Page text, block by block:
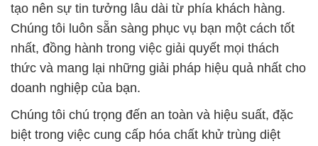
tạo nên sự tin tưởng lâu dài từ phía khách hàng.
Chúng tôi luôn sẵn sàng phục vụ bạn một cách tốt
nhất, đồng hành trong việc giải quyết mọi thách
thức và mang lại những giải pháp hiệu quả nhất cho
doanh nghiệp của bạn.
Chúng tôi chú trọng đến an toàn và hiệu suất, đặc
biệt trong việc cung cấp hóa chất khử trùng diệt